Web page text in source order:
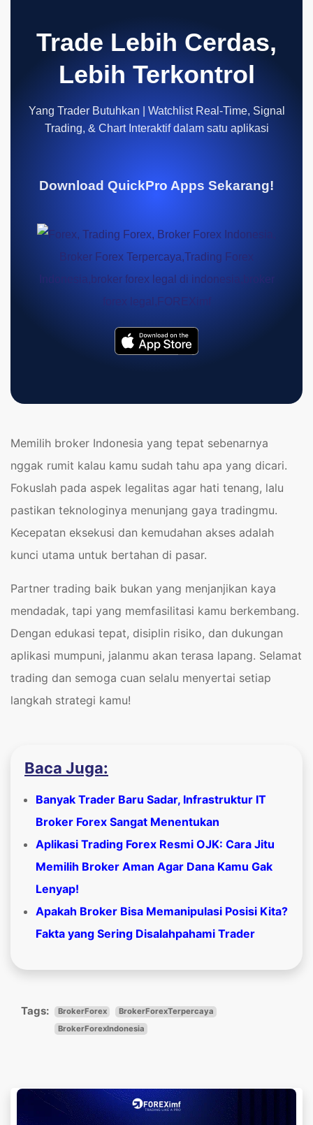
Trade Lebih Cerdas,
Lebih Terkontrol
Yang Trader Butuhkan | Watchlist Real-Time, Signal
Trading, & Chart Interaktif dalam satu aplikasi
Download QuickPro Apps Sekarang!
Memilih broker Indonesia yang tepat sebenarnya
nggak rumit kalau kamu sudah tahu apa yang dicari.
Fokuslah pada aspek legalitas agar hati tenang, lalu
pastikan teknologinya menunjang gaya tradingmu.
Kecepatan eksekusi dan kemudahan akses adalah
kunci utama untuk bertahan di pasar.
Partner trading baik bukan yang menjanjikan kaya
mendadak, tapi yang memfasilitasi kamu berkembang.
Dengan edukasi tepat, disiplin risiko, dan dukungan
aplikasi mumpuni, jalanmu akan terasa lapang. Selamat
trading dan semoga cuan selalu menyertai setiap
langkah strategi kamu!
Baca Juga:
Banyak Trader Baru Sadar, Infrastruktur IT
Broker Forex Sangat Menentukan
Aplikasi Trading Forex Resmi OJK: Cara Jitu
Memilih Broker Aman Agar Dana Kamu Gak
Lenyap!
Apakah Broker Bisa Memanipulasi Posisi Kita?
Fakta yang Sering Disalahpahami Trader
Tags: BrokerForex
BrokerForexTerpercaya
BrokerForexIndonesia